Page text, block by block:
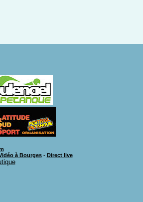
à Bourges- Direct live